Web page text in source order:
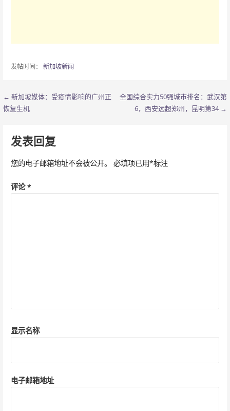
发帖时间： 新加坡新闻
文
导
航
← 新加坡媒体：受疫情影响的广州正
恢复生机
全国综合实力50强城市排名：武汉第
6，西安远超郑州，昆明第34 →
发表回复
您的电子邮箱地址不会被公开。 必填项已用*标注
评论*
显示名称
电子邮箱地址